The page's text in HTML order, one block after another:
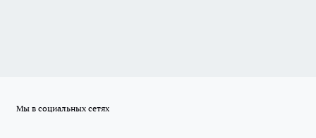
Мы в социальных сетях